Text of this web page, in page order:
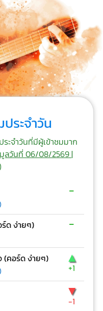
ระจำวัน
ะจำวันที่มีผู้เข้าชมมาก
ลวันที่ 06/08/2569 |
-
ด ง่ายๆ) -
(คอร์ด ง่ายๆ) ▲
+1
▼
-1